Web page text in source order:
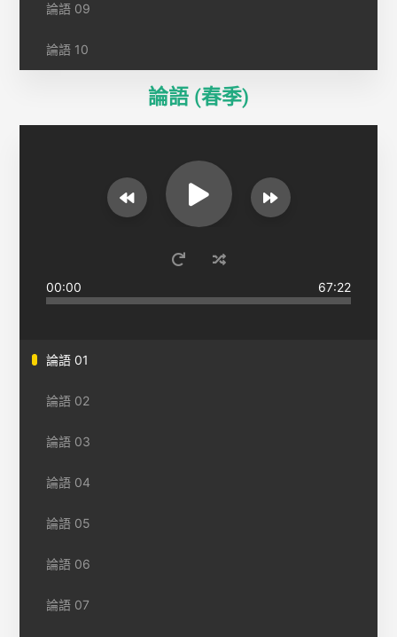
論語 09
論語 10
論語 (春季)
00:00 67:22
論語 01
論語 02
論語 03
論語 04
論語 05
論語 06
論語 07